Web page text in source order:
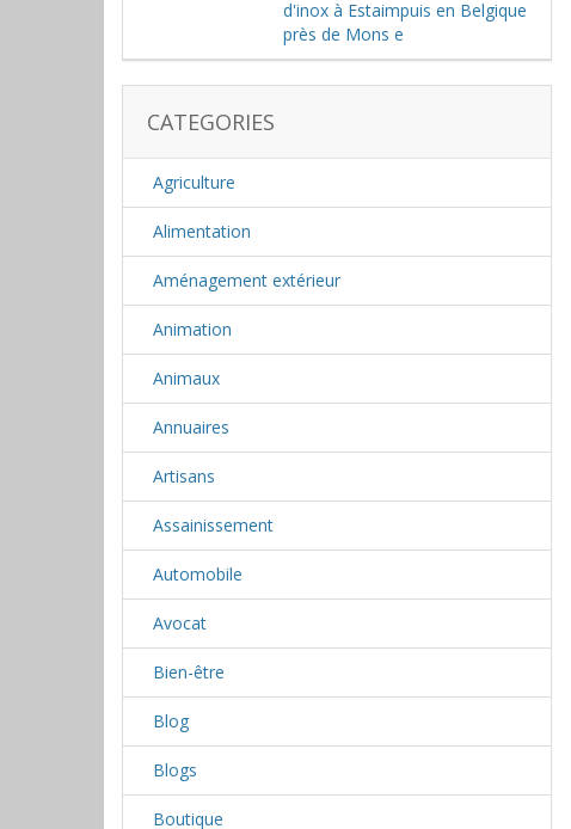
d'inox à Estaimpuis en Belgique
près de Mons e
CATEGORIES
Agriculture
Alimentation
Aménagement extérieur
Animation
Animaux
Annuaires
Artisans
Assainissement
Automobile
Avocat
Bien-être
Blog
Blogs
Boutique